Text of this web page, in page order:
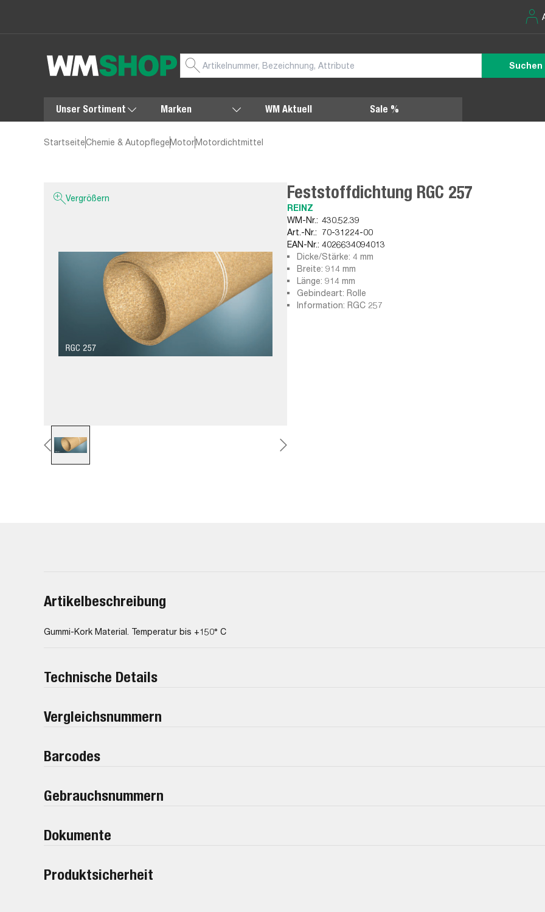
Suchen
Unser Sortiment Marken WM Aktuell Sale %
StartseiteChemie & AutopflegeMotorMotordichtmittel
Vergrößern Feststoffdichtung RGC 257
REINZ
WM-Nr.: 430.52.39
Art.-Nr.: 70-31224-00
EAN-Nr.: 4026634094013
Dicke/Stärke: 4 mm
Breite: 914 mm
Länge: 914 mm
Gebindeart: Rolle
Information: RGC 257
Artikelbeschreibung
Gummi-Kork Material. Temperatur bis +150° C
Technische Details
Vergleichsnummern
Barcodes
Gebrauchsnummern
Dokumente
Produktsicherheit